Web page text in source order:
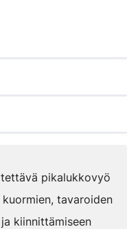
pikalukkovyö
tavaroiden
kiinnittämiseen